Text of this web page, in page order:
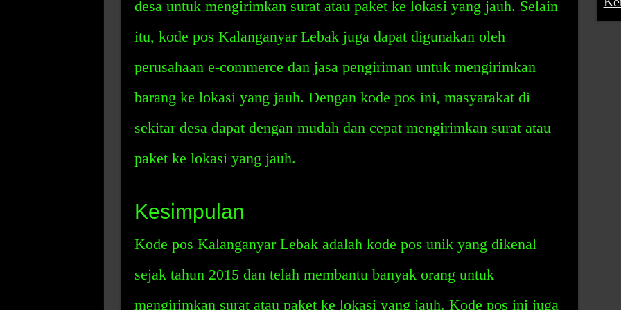
desa untuk mengirimkan surat atau paket ke lokasi yang jauh. Selain
itu, kode pos Kalanganyar Lebak juga dapat digunakan oleh
perusahaan e-commerce dan jasa pengiriman untuk mengirimkan
barang ke lokasi yang jauh. Dengan kode pos ini, masyarakat di
sekitar desa dapat dengan mudah dan cepat mengirimkan surat atau
paket ke lokasi yang jauh.
Kesimpulan
Kode pos Kalanganyar Lebak adalah kode pos unik yang dikenal
sejak tahun 2015 dan telah membantu banyak orang untuk
mengirimkan surat atau paket ke lokasi yang jauh. Kode pos ini juga